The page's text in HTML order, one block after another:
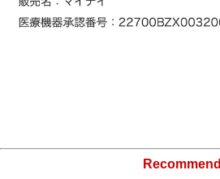
Recommend